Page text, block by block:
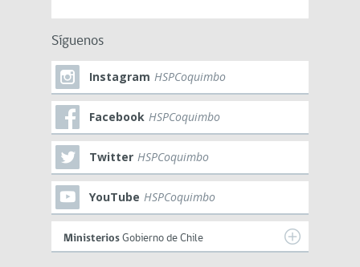
Síguenos
Instagram HSPCoquimbo
Facebook HSPCoquimbo
Twitter HSPCoquimbo
YouTube HSPCoquimbo
Ministerios Gobierno de Chile